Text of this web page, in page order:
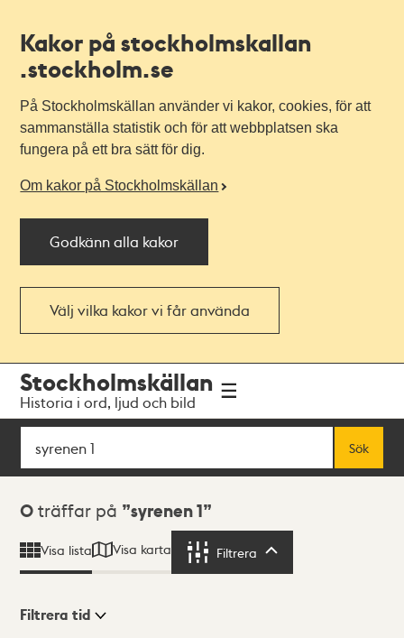
Kakor på stockholmskallan
.stockholm.se
På Stockholmskällan använder vi kakor, cookies, för att
sammanställa statistik och för att webbplatsen ska
fungera på ett bra sätt för dig.
Om kakor på Stockholmskällan
Godkänn alla kakor
Välj vilka kakor vi får använda
navigationen
huvudinnehållet
Stockholmskällan
Historia i ord, ljud och bild
Sök
Sök
Sökresultat
0 träffar på syrenen 1
Visa lista Visa karta Filtrera
Filtrera tid